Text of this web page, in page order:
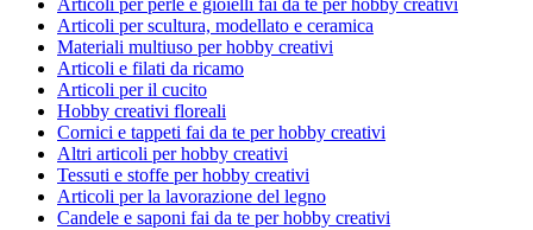
Articoli per perle e gioielli fai da te per hobby creativi
Articoli per scultura, modellato e ceramica
Materiali multiuso per hobby creativi
Articoli e filati da ricamo
Articoli per il cucito
Hobby creativi floreali
Cornici e tappeti fai da te per hobby creativi
Altri articoli per hobby creativi
Tessuti e stoffe per hobby creativi
Articoli per la lavorazione del legno
Candele e saponi fai da te per hobby creativi